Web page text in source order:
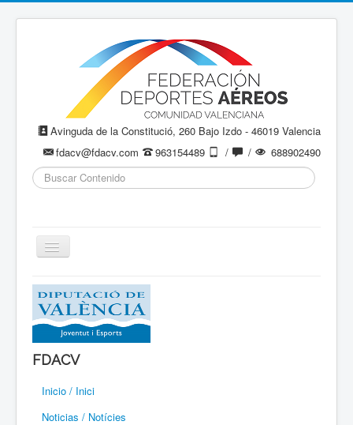
Avinguda de la Constitució, 260 Bajo Izdo - 46019 Valencia
fdacv@fdacv.com
963154489 / /
688902490
Buscar...
Cambiar
navegación
Aeromodelismo / Aeromodelisme
Ala Delta
Paracaidismo / Paracaigudisme
Parapente / Parapent
FDACV
Inicio / Inici
Noticias / Notícies